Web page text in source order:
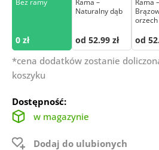
Bez ramy
0 zł
Rama –
Naturalny dąb
od 52.99 zł
Rama –
orzech
od
*cena dodatków zostanie
koszyku
Dostępność:
w magazynie
Dodaj do ulubionych